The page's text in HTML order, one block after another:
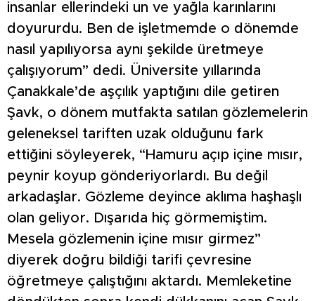
insanlar ellerindeki un ve yağla karınlarını
doyururdu. Ben de işletmemde o dönemde
nasıl yapılıyorsa aynı şekilde üretmeye
çalışıyorum” dedi. Üniversite yıllarında
Çanakkale’de aşçılık yaptığını dile getiren
Şavk, o dönem mutfakta satılan gözlemelerin
geleneksel tariften uzak olduğunu fark
ettiğini söyleyerek, “Hamuru açıp içine mısır,
peynir koyup gönderiyorlardı. Bu değil
arkadaşlar. Gözleme deyince aklıma haşhaşlı
olan geliyor. Dışarıda hiç görmemiştim.
Mesela gözlemenin içine mısır girmez”
diyerek doğru bildiği tarifi çevresine
öğretmeye çalıştığını aktardı. Memleketine